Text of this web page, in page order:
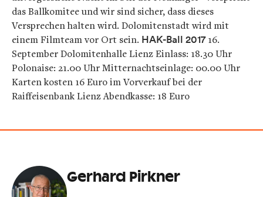
das Ballkomitee und wir sind sicher, dass dieses
Versprechen halten wird. Dolomitenstadt wird mit
einem Filmteam vor Ort sein. HAK-Ball 201716.
September Dolomitenhalle Lienz Einlass: 18.30 Uhr
Polonaise: 21.00 Uhr Mitternachtseinlage: 00.00 Uhr
Karten kosten 16 Euro im Vorverkauf bei der
Raiffeisenbank Lienz Abendkasse: 18 Euro
Gerhard Pirkner